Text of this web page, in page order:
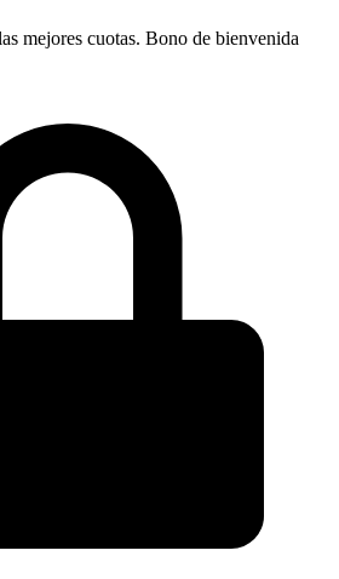
mejores cuotas. Bono de bienvenida